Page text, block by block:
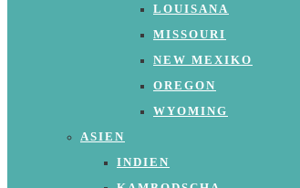
LOUISANA
MISSOURI
NEW MEXIKO
OREGON
WYOMING
ASIEN
INDIEN